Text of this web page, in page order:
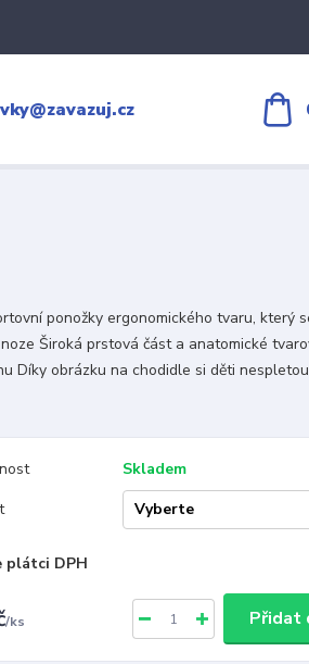
ponožky ergonomického tvaru, který
Široká prstová část a anatomické
Díky obrázku na chodidle si děti
Skladem
plátci DPH
/ks Přidat